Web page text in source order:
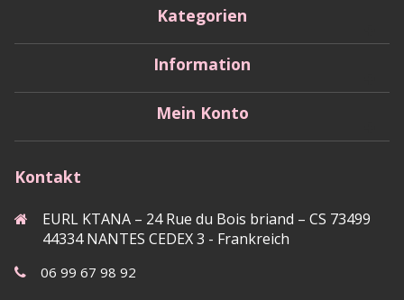
Kategorien
Information
Mein Konto
Kontakt
EURL KTANA – 24 Rue du Bois briand – CS 73499
44334 NANTES CEDEX 3 - Frankreich
06 99 67 98 92